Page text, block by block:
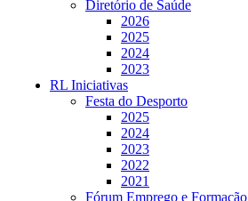
Diretório de Saúde
2026
2025
2024
2023
RL Iniciativas
Festa do Desporto
2025
2024
2023
2022
2021
Fórum Emprego e Formação